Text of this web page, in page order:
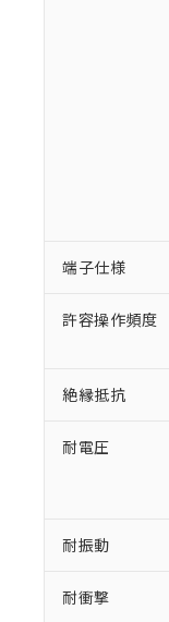
端子仕様
許容操作頻度
絶縁抵抗
耐電圧
耐振動
耐衝撃